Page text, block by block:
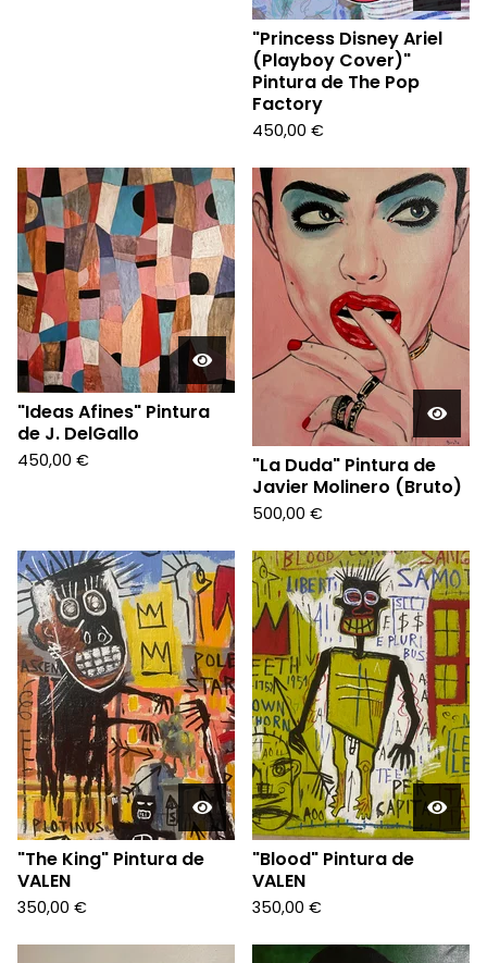
"Princess Disney Ariel
(Playboy Cover)"
Pintura de The Pop
Factory
450,00 €
"Ideas Afines" Pintura
de J. DelGallo
450,00 €
"La Duda" Pintura de
Javier Molinero (Bruto)
500,00 €
"The King" Pintura de
VALEN
350,00 €
"Blood" Pintura de
VALEN
350,00 €